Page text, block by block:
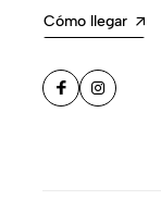
Cómo llegar